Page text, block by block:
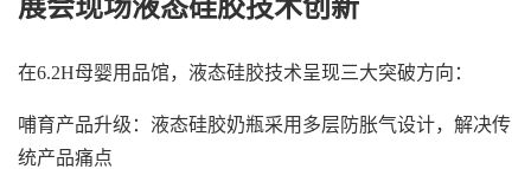
展会现场液态硅胶技术创新
在6.2H母婴用品馆，液态硅胶技术呈现三大突破方向：
哺育产品升级：液态硅胶奶瓶采用多层防胀气设计，解决传
统产品痛点